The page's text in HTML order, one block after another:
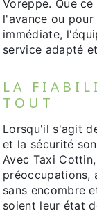
Voreppe. Que
l'avance ou
immédiate,
service adapté
LA
TOUT
Lorsqu'il s'agit
et la sécurité
Avec Taxi
préoccupations,
sans encombre
soient leur état